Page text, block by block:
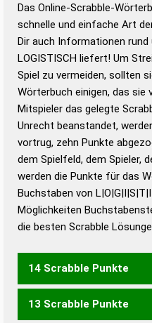
Wortwurzel liefert mit
Wortanalyse-Algorithmus
Wortbedeutung,
Gültigkeit eines Wortes
bestimmen! zugelassene
Wörterbücher sind:
Das Online-Scrabble-
schnelle und einfache Art
Dir auch Informationen
LOGISTISCH liefert! Um
Spiel zu vermeiden, sollten
Wörterbuch einigen, das sie
Mitspieler das gelegte
Unrecht beanstandet,
vortrug, zehn Punkte
dem Spielfeld, dem Spieler,
werden die Punkte für das
Buchstaben von
Möglichkeiten
die besten Scrabble
14 Scrabble Punkte
LOGISCH GOTISCHS
13 Scrabble Punkte